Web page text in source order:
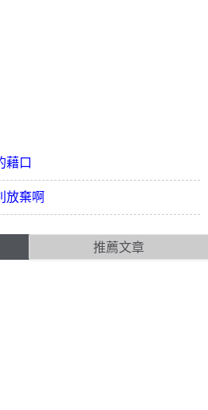
藉口
放棄啊
推薦文章